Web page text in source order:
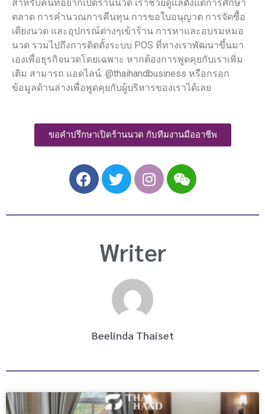
สำหรับคนที่อยากเปิดร้านนวด เราช่วยดูแลตั้งแต่การศึกษา
ตลาด การคำนวณการคืนทุน การขอใบอนุญาต การจัดซื้อ
เตียงนวด และอุปกรณ์ต่างๆเข้าร้าน การหาและอบรมหมอ
นวด รวมไปถึงการติดตั้งระบบ POS ที่ทางเราพัฒนาขึ้นมา
เองเพื่อธุรกิจนวดโดยเฉพาะ หากต้องการพูดคุยกับเราเพิ่ม
เติม สามารถ แอดไลน์: @thaihandbusiness หรือกรอก
ข้อมูลด้านล่างเพื่อพูดคุยกับผู้บริหารของเราได้เลย
ขอคำปรึกษาเปิดร้านนวด กับทีมงานมืออาชีพ
F
a
e
T
w
t
e
r
I
n
t
r
m
W
e
x
Writer
Beelinda Thaiset